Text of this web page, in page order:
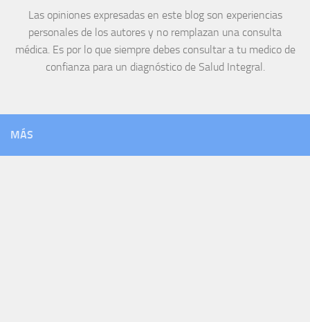
Las opiniones expresadas en este blog son experiencias
personales de los autores y no remplazan una consulta
médica. Es por lo que siempre debes consultar a tu medico de
confianza para un diagnóstico de Salud Integral.
MÁS